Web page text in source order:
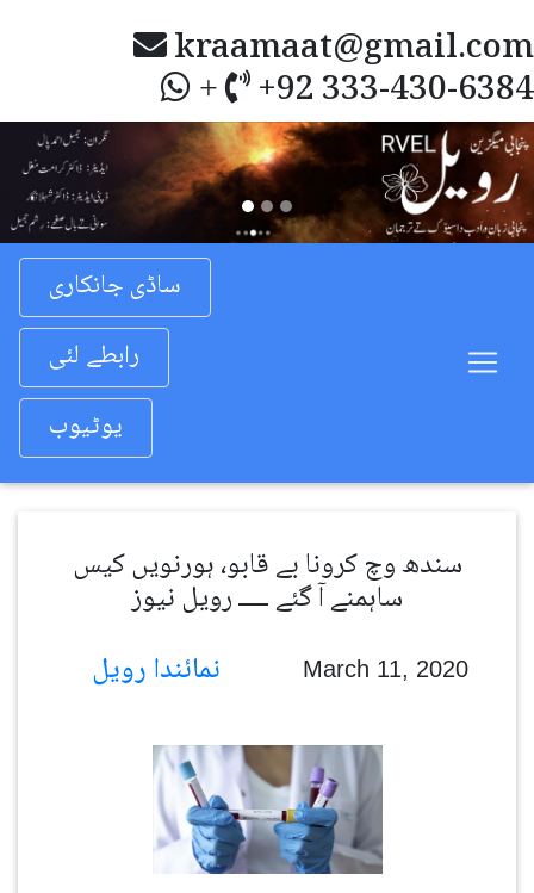
kraamaat@gmail.com
+ +92 333-430-6384
Previous
ساڈی جانکاری
رابطے لئی
یوٹیوب
سندھ وچ کرونا بے قابو، ہورنویں کیس
ساہمنے آ گئے ـــــ رویل نیوز
March 11, 2020